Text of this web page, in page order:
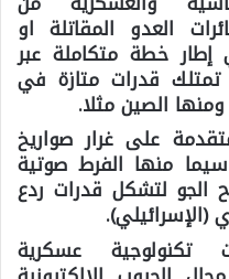
العدو المقاتلة او
خطة متكاملة عبر
قدرات متازة في
الصين مثلا.
على غرار صواريخ
سيما منها الفرط صوتية
الجو لتشكل قدرات ردع
(الإسرائيلي).
تكنولوجية عسكرية